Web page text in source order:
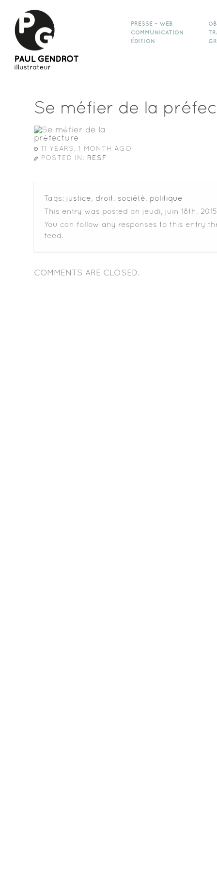
PRESSE • WEB
COMMUNICATION
ÉDITION
Se méfier de la
11 YEARS, 1 MONTH AGO
POSTED IN: RESF
Tags: justice droit société
politique
This entry was posted on jeudi, juin 18th,
You can follow any responses to this entry
feed.
COMMENTS ARE CLOSED.